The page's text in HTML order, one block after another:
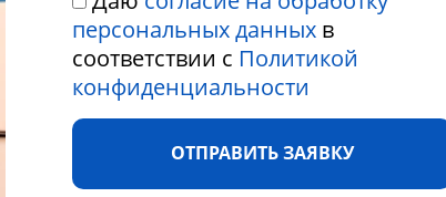
персональных данных в
соответствии с Политикой
конфиденциальности
ОТПРАВИТЬ ЗАЯВКУ